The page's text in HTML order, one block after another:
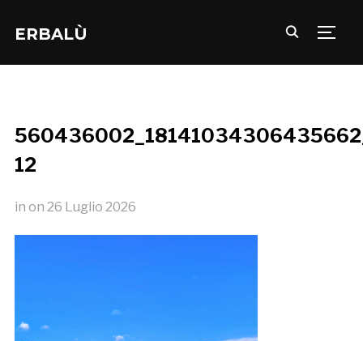
ERBALÙ
12
in on 26 Luglio 2026